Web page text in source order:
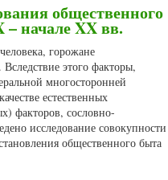
общественного
начале XX вв.
горожане
этого факторы,
многосторонней
естественных
факторов, сословно-
исследование совокупности
общественного быта